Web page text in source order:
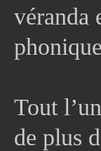
véranda
Tout
de plus